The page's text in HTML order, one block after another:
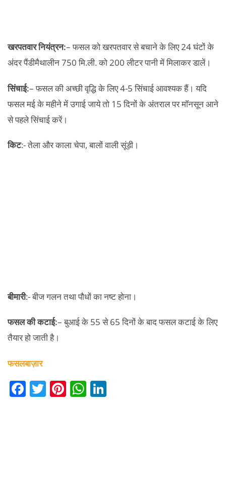
खरपतवार नियंत्रन:– फसल को खरपतवार से बचाने के लिए 24 घंटों के
अंदर पैंडीमैथालीन 750 मि.ली. को 200 लीटर पानी में मिलाकर डालें।
सिंचाई:– फसल की अच्छी वृद्धि के लिए 4-5 सिंचाई आवश्यक हैं। यदि
फसल मई के महीने में उगाई जाये तो 15 दिनों के अंतराल पर मॉनसून आने
से पहले सिंचाई करें।
किट:- तेला और काला चेपा, बालों वाली सूंड़ी।
बीमारी:- बीज गलन तथा पौधों का नष्ट होना।
फसल की कटाई:– बुआई के 55 से 65 दिनों के बाद फसल कटाई के लिए
तैयार हो जाती है।
फसलबाज़ार
F T Pi W